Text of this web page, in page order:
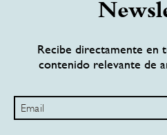
Recibe directamente
contenido relevante de